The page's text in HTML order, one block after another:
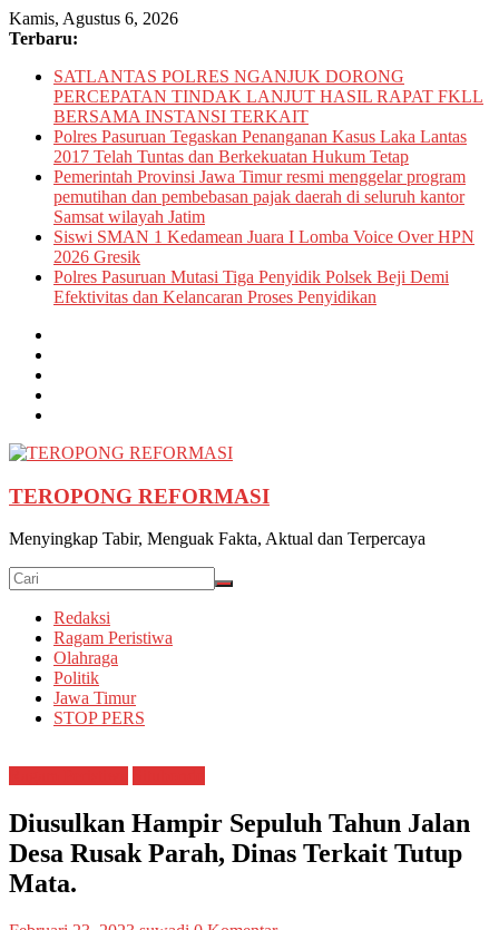
Skip
to
Kamis, Agustus 6, 2026
Terbaru:
SATLANTAS POLRES NGANJUK DORONG
PERCEPATAN TINDAK LANJUT HASIL RAPAT FKLL
BERSAMA INSTANSI TERKAIT
Polres Pasuruan Tegaskan Penanganan Kasus Laka Lantas
2017 Telah Tuntas dan Berkekuatan Hukum Tetap
Pemerintah Provinsi Jawa Timur resmi menggelar program
pemutihan dan pembebasan pajak daerah di seluruh kantor
Samsat wilayah Jatim
Siswi SMAN 1 Kedamean Juara I Lomba Voice Over HPN
2026 Gresik
Polres Pasuruan Mutasi Tiga Penyidik Polsek Beji Demi
Efektivitas dan Kelancaran Proses Penyidikan
TEROPONG REFORMASI
Menyingkap Tabir, Menguak Fakta, Aktual dan Terpercaya
Redaksi
Ragam Peristiwa
Olahraga
Politik
Jawa Timur
STOP PERS
Diusulkan Hampir Sepuluh Tahun Jalan
Desa Rusak Parah, Dinas Terkait Tutup
Mata.